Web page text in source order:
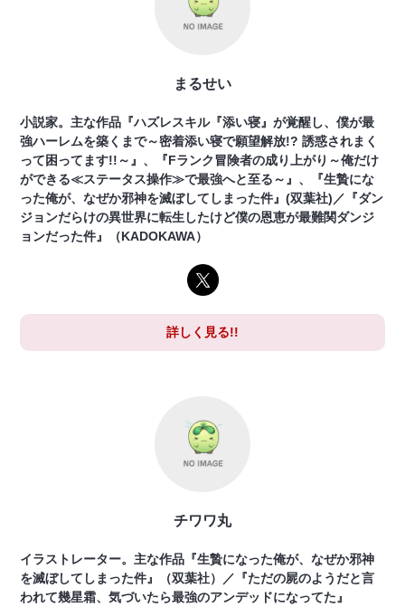
まるせい
小説家。主な作品『ハズレスキル『添い寝』が覚醒し、僕が最
強ハーレムを築くまで～密着添い寝で願望解放!? 誘惑されまく
って困ってます!!～』、『Fランク冒険者の成り上がり～俺だけ
ができる≪ステータス操作≫で最強へと至る～』、『生贄にな
った俺が、なぜか邪神を滅ぼしてしまった件』(双葉社)／『ダン
ジョンだらけの異世界に転生したけど僕の恩恵が最難関ダンジ
ョンだった件』（KADOKAWA）
詳しく見る!!
チワワ丸
イラストレーター。主な作品『生贄になった俺が、なぜか邪神
を滅ぼしてしまった件』（双葉社）／『ただの屍のようだと言
われて幾星霜、気づいたら最強のアンデッドになってた』